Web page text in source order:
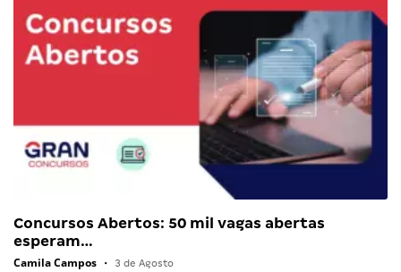
Concursos Abertos: 50 mil vagas abertas
esperam…
Camila Campos • 3 de Agosto